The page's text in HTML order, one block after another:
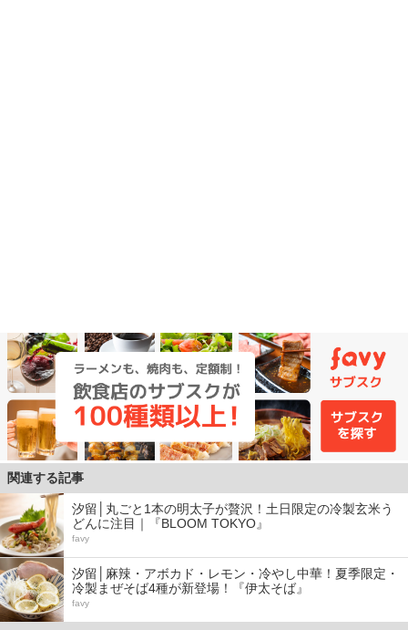
関連する記事
汐留│丸ごと1本の明太子が贅沢！土日限定の冷製玄米う
どんに注目｜『BLOOM TOKYO』
favy
汐留│麻辣・アボカド・レモン・冷やし中華！夏季限定・
冷製まぜそば4種が新登場！『伊太そば』
favy